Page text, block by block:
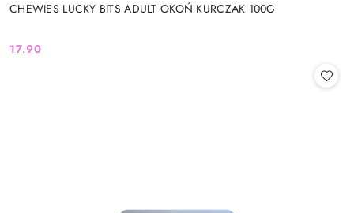
CHEWIES LUCKY BITS ADULT OKOŃ KURCZAK 100G
Cena:
17.90